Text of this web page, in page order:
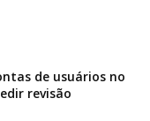
de usuários no
revisão